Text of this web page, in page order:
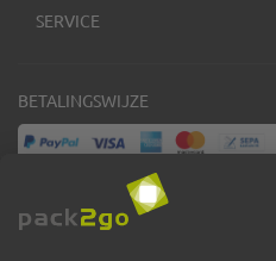
SERVICE
BETALINGSWIJZE